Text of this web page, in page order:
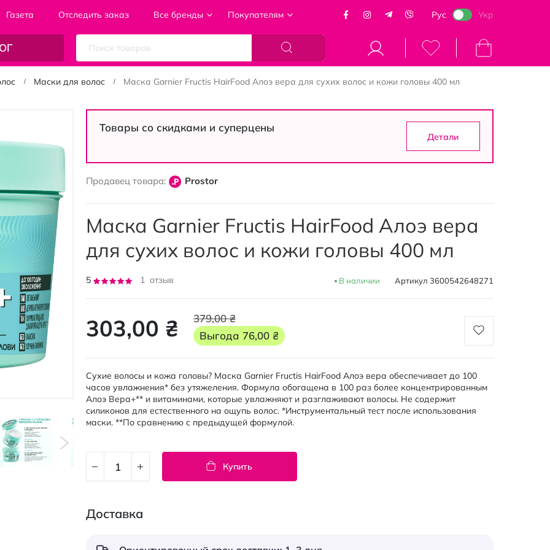
Газета Отследить заказ Все бренды Покупателям Рус Укр
Моя корзина
Маски для волос Маска Garnier Fructis HairFood Алоэ вера для сухих волос и кожи головы 400 мл
Товары со скидками и суперцены
Детали
Продавец товара: Prostor
Маска Garnier Fructis HairFood Алоэ вера
для сухих волос и кожи головы 400 мл
Рейтинг:
5
1 отзыв В наличии Артикул 3600542648271
303,00 ₴
379,00 ₴
Выгода 76,00 ₴
Сухие волосы и кожа головы? Маска Garnier Fructis HairFood Алоэ вера обеспечивает до 100
часов увлажнения* без утяжеления. Формула обогащена в 100 раз более концентрированным
Алоэ Вера+** и витаминами, которые увлажняют и разглаживают волосы. Не содержит
силиконов для естественного на ощупь волос. *Инструментальный тест после использования
маски. **По сравнению с предыдущей формулой.
Купить
Доставка